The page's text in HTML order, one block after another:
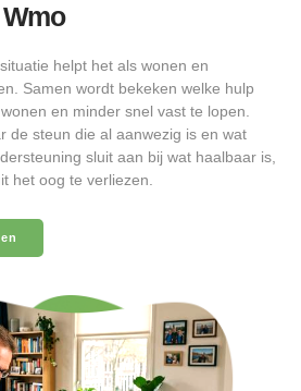
helpt het als wonen en
Samen wordt bekeken welke hulp
en minder snel vast te lopen.
de steun die al aanwezig is en wat
sluit aan bij wat haalbaar is,
het oog te verliezen.